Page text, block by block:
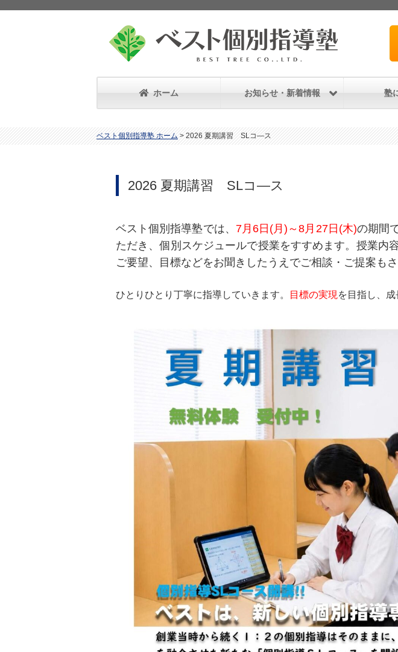
ホーム お知らせ・新着情報 塾
ベスト個別指導塾 ホーム > 2026 夏期講習 SLコ―ス
2026 夏期講習 SLコ―ス
ベスト個別指導塾では、 7月6日(月)～8月27日(木)の期間
ただき、個別スケジュールで授業をすすめます。授業内
ご要望、目標などをお聞きしたうえでご相談・ご提案も
ひとりひとり丁寧に指導していきます。 目標の実現 を目指し、